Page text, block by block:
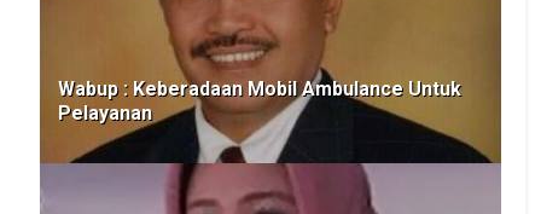
Wabup : Keberadaan Mobil Ambulance Untuk
Pelayanan